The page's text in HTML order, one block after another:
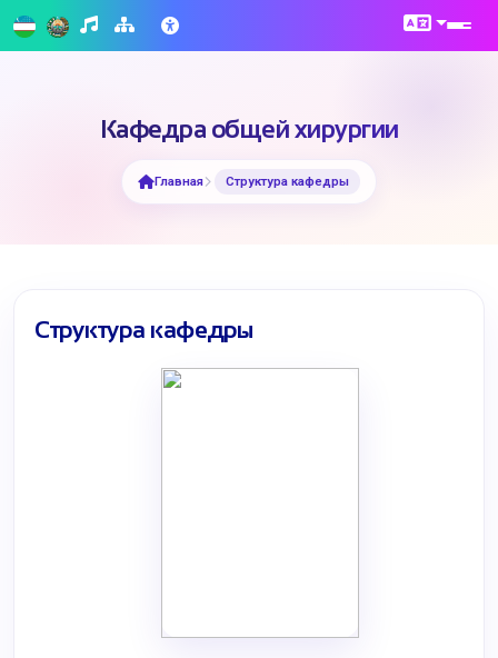
Кафедра общей хирургии
Главная Структура кафедры
Структура кафедры